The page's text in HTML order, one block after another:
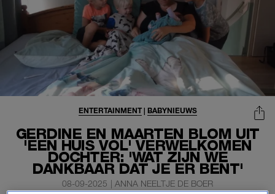
GERDINE EN MAARTEN BLOM UIT
'EEN HUIS VOL' VERWELKOMEN
DOCHTER: 'WAT ZIJN WE
DANKBAAR DAT JE ER BENT'
ENTERTAINMENT| BABYNIEUWS
08-09-2025 | ANNA NEELTJE DE BOER